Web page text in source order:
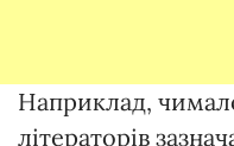
Наприклад,
літераторів